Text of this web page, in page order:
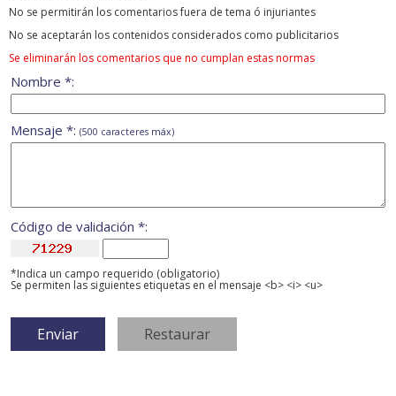
No se permitirán los comentarios fuera de tema ó injuriantes
No se aceptarán los contenidos considerados como publicitarios
Se eliminarán los comentarios que no cumplan estas normas
Nombre *:
Mensaje *: (500 caracteres máx)
Código de validación *:
*Indica un campo requerido (obligatorio)
Se permiten las siguientes etiquetas en el mensaje <b> <i> <u>